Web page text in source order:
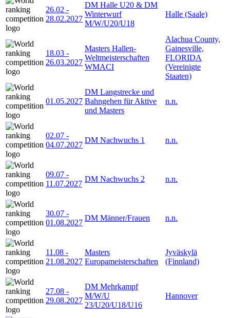
26.02 -
28.02.2027
DM Halle U20 & DM
Winterwurf
M/W/U20/U18
Halle (Saale)
18.03 -
26.03.2027
Masters Hallen-
Weltmeisterschaften
WMACI
Alachua County,
Gainesville,
FLORIDA
(Vereinigte
Staaten)
01.05.2027
DM Langstrecke und
Bahngehen für Aktive
und Masters
n.n.
02.07 -
04.07.2027
DM Nachwuchs 1 n.n.
09.07 -
11.07.2027
DM Nachwuchs 2 n.n.
30.07 -
01.08.2027
DM Männer/Frauen n.n.
11.08 -
21.08.2027
Masters
Europameisterschaften
Jyväskylä
(Finnland)
27.08 -
29.08.2027
DM Mehrkampf
M/W/U
23/U20/U18/U16
Hannover